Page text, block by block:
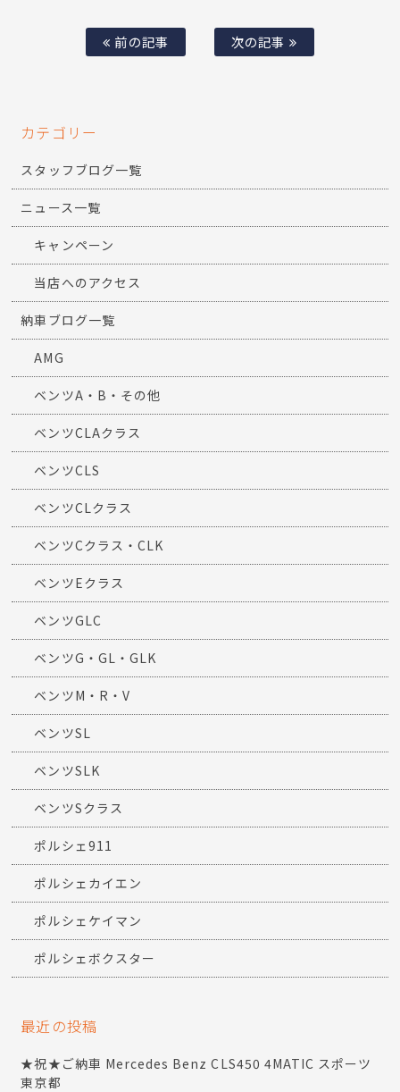
前の記事 次の記事
カテゴリー
スタッフブログ一覧
ニュース一覧
キャンペーン
当店へのアクセス
納車ブログ一覧
AMG
ベンツA・B・その他
ベンツCLAクラス
ベンツCLS
ベンツCLクラス
ベンツCクラス・CLK
ベンツEクラス
ベンツGLC
ベンツG・GL・GLK
ベンツM・R・V
ベンツSL
ベンツSLK
ベンツSクラス
ポルシェ911
ポルシェカイエン
ポルシェケイマン
ポルシェボクスター
最近の投稿
★祝★ご納車 Mercedes Benz CLS450 4MATIC スポーツ
東京都